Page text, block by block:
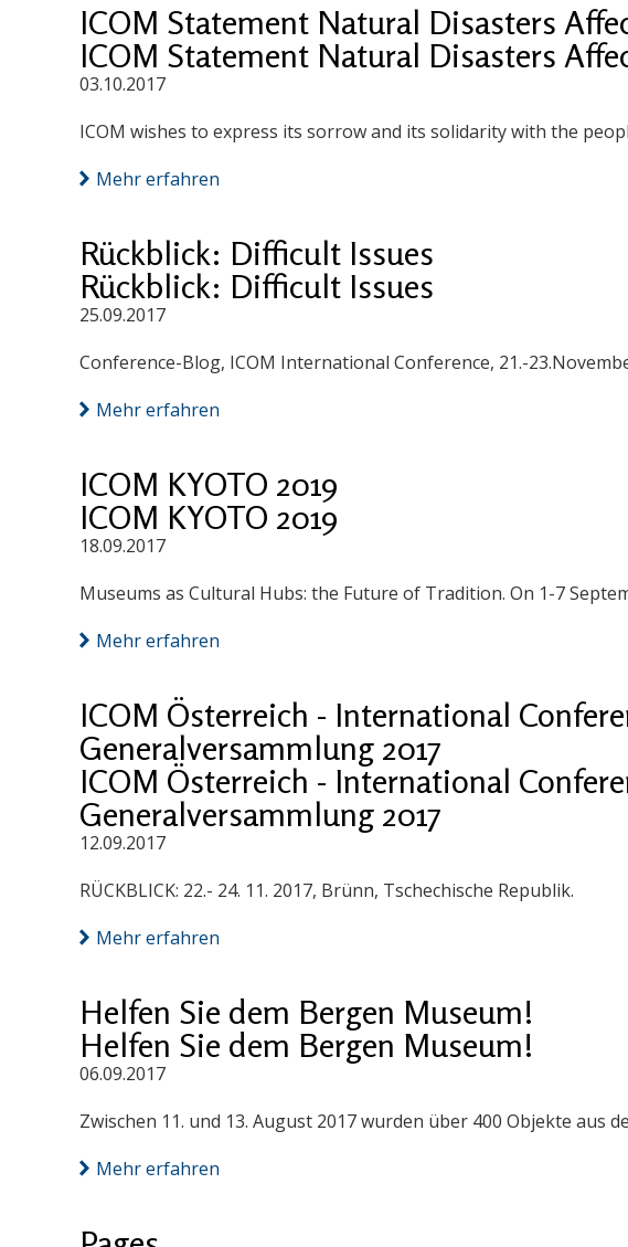
ICOM Statement Natural Disasters
ICOM Statement Natural Disasters
03.10.2017
ICOM wishes to express its sorrow and its solidarity with the
Mehr erfahren
Rückblick: Difficult Issues
Rückblick: Difficult Issues
25.09.2017
Conference-Blog, ICOM International Conference, 21.-
Mehr erfahren
ICOM KYOTO 2019
ICOM KYOTO 2019
18.09.2017
Museums as Cultural Hubs: the Future of Tradition. On 1-7
Mehr erfahren
ICOM Österreich - International
Generalversammlung 2017
ICOM Österreich - International
Generalversammlung 2017
12.09.2017
RÜCKBLICK: 22.- 24. 11. 2017, Brünn, Tschechische Republik.
Mehr erfahren
Helfen Sie dem Bergen Museum!
Helfen Sie dem Bergen Museum!
06.09.2017
Zwischen 11. und 13. August 2017 wurden über 400 Objekte
Mehr erfahren